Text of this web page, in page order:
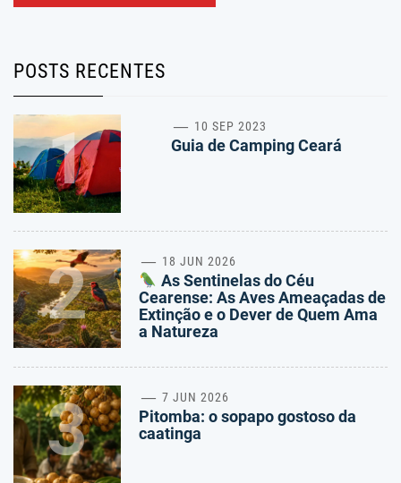
POSTS RECENTES
1 10 SEP 2023
Guia de Camping Ceará
2 18 JUN 2026
As Sentinelas do Céu
Cearense: As Aves Ameaçadas de
Extinção e o Dever de Quem Ama
a Natureza
3 7 JUN 2026
Pitomba: o sopapo gostoso da
caatinga